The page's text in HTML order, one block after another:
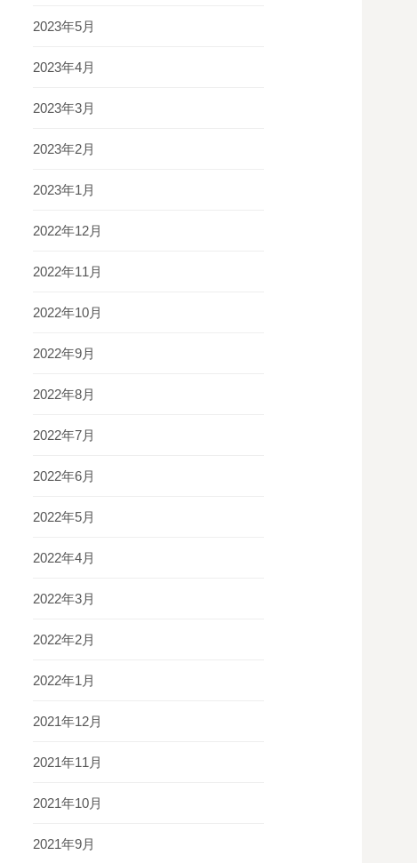
2023年5月
2023年4月
2023年3月
2023年2月
2023年1月
2022年12月
2022年11月
2022年10月
2022年9月
2022年8月
2022年7月
2022年6月
2022年5月
2022年4月
2022年3月
2022年2月
2022年1月
2021年12月
2021年11月
2021年10月
2021年9月